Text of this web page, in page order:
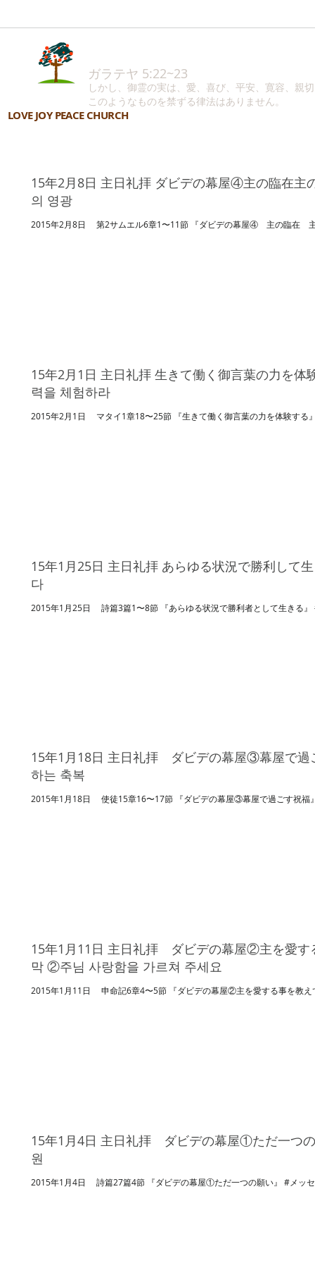
LOVE JOY PEACE CHURCH
ガラテヤ 5:22~23
しかし、御霊の実は、愛、喜び、平安、寛容、親
このようなものを禁ずる律法はありません。
15年2月8日 主日礼拝 ダビデの幕屋④主の臨在
의 영광
2015年2月8日 第2サムエル6章1〜11節 『ダビ
15年2月1日 主日礼拝 生きて働く御言葉の力を
력을 체험하라
2015年2月1日 マタイ1章18〜25節 『生きて働く御言葉
15年1月25日 主日礼拝 あらゆる状況で勝利して
다
2015年1月25日 詩篇3篇1〜8節 『あらゆる状況で勝利者として生きる
15年1月18日 主日礼拝 ダビデの幕屋③幕屋で
하는 축복
2015年1月18日 使徒15章16〜17節 『ダビデの幕屋③幕
15年1月11日 主日礼拝 ダビデの幕屋②主を愛す
막 ②주님 사랑함을 가르쳐 주세요
2015年1月11日 申命記6章4〜5節 『ダビデの幕屋②主を愛する事を教え
15年1月4日 主日礼拝 ダビデの幕屋①ただ一つ
원
2015年1月4日 詩篇27篇4節 『ダビデの幕屋①ただ一つの願い』 #メッ